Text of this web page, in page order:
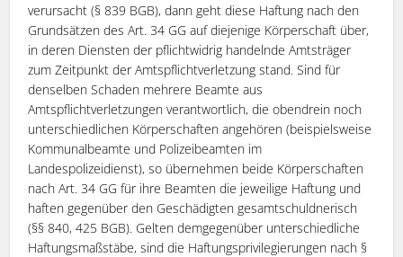
verursacht (§ 839 BGB), dann geht diese Haftung nach den
Grundsätzen des Art. 34 GG auf diejenige Körperschaft über,
in deren Diensten der pflichtwidrig handelnde Amtsträger
zum Zeitpunkt der Amtspflichtverletzung stand. Sind für
denselben Schaden mehrere Beamte aus
Amtspflichtverletzungen verantwortlich, die obendrein noch
unterschiedlichen Körperschaften angehören (beispielsweise
Kommunalbeamte und Polizeibeamten im
Landespolizeidienst), so übernehmen beide Körperschaften
nach Art. 34 GG für ihre Beamten die jeweilige Haftung und
haften gegenüber den Geschädigten gesamtschuldnerisch
(§§ 840, 425 BGB). Gelten demgegenüber unterschiedliche
Haftungsmaßstäbe, sind die Haftungsprivilegierungen nach §